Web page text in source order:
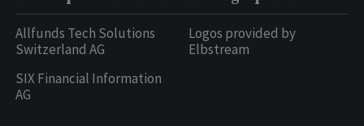
Allfunds Tech Solutions
Switzerland AG
SIX Financial Information
AG
Logos provided by
Elbstream